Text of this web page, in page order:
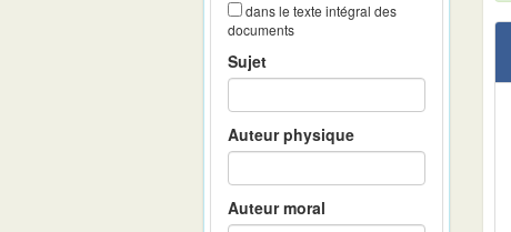
dans le texte intégral des
documents
Sujet
Auteur physique
Auteur moral